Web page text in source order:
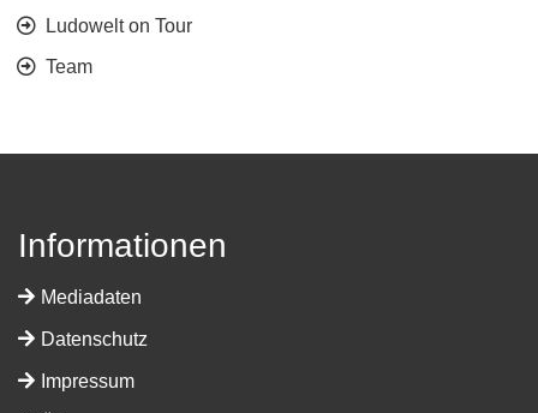
Ludowelt on Tour
Team
Informationen
Mediadaten
Datenschutz
Impressum